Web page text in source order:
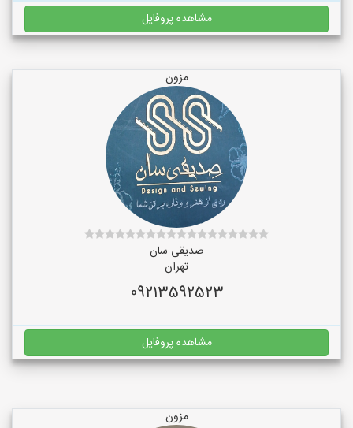
مشاهده پروفایل
مزون
صدیقی سان
تهران
09213592523
مشاهده پروفایل
مزون